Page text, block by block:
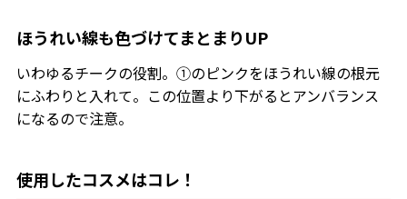
ほうれい線も色づけてまとまりUP
いわゆるチークの役割。①のピンクをほうれい線の根元
にふわりと入れて。この位置より下がるとアンバランス
になるので注意。
使用したコスメはコレ！